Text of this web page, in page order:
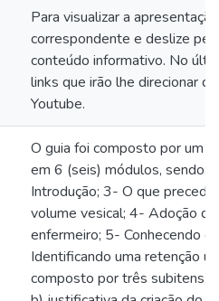
Para visualizar a
correspondente e deslize
conteúdo informativo. No
links que irão lhe direcionar
Youtube.
O guia foi composto por um
em 6 (seis) módulos, sendo:
Introdução; 3- O que
volume vesical; 4- Adoção
enfermeiro; 5- Conhecendo
Identificando uma retenção
composto por três subitens,